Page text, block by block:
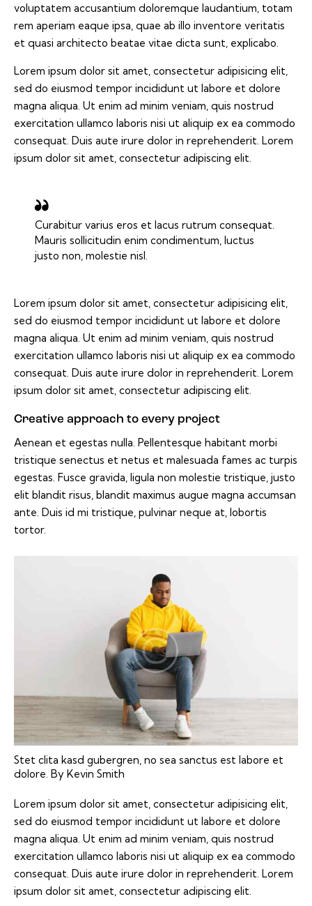
voluptatem accusantium doloremque laudantium, totam
rem aperiam eaque ipsa, quae ab illo inventore veritatis
et quasi architecto beatae vitae dicta sunt, explicabo.
Lorem ipsum dolor sit amet, consectetur adipisicing elit,
sed do eiusmod tempor incididunt ut labore et dolore
magna aliqua. Ut enim ad minim veniam, quis nostrud
exercitation ullamco laboris nisi ut aliquip ex ea commodo
consequat. Duis aute irure dolor in reprehenderit. Lorem
ipsum dolor sit amet, consectetur adipiscing elit.
Curabitur varius eros et lacus rutrum consequat.
Mauris sollicitudin enim condimentum, luctus
justo non, molestie nisl.
Lorem ipsum dolor sit amet, consectetur adipisicing elit,
sed do eiusmod tempor incididunt ut labore et dolore
magna aliqua. Ut enim ad minim veniam, quis nostrud
exercitation ullamco laboris nisi ut aliquip ex ea commodo
consequat. Duis aute irure dolor in reprehenderit. Lorem
ipsum dolor sit amet, consectetur adipiscing elit.
Creative approach to every project
Aenean et egestas nulla. Pellentesque habitant morbi
tristique senectus et netus et malesuada fames ac turpis
egestas. Fusce gravida, ligula non molestie tristique, justo
elit blandit risus, blandit maximus augue magna accumsan
ante. Duis id mi tristique, pulvinar neque at, lobortis
tortor.
Stet clita kasd gubergren, no sea sanctus est labore et
dolore. By Kevin Smith
Lorem ipsum dolor sit amet, consectetur adipisicing elit,
sed do eiusmod tempor incididunt ut labore et dolore
magna aliqua. Ut enim ad minim veniam, quis nostrud
exercitation ullamco laboris nisi ut aliquip ex ea commodo
consequat. Duis aute irure dolor in reprehenderit. Lorem
ipsum dolor sit amet, consectetur adipiscing elit.